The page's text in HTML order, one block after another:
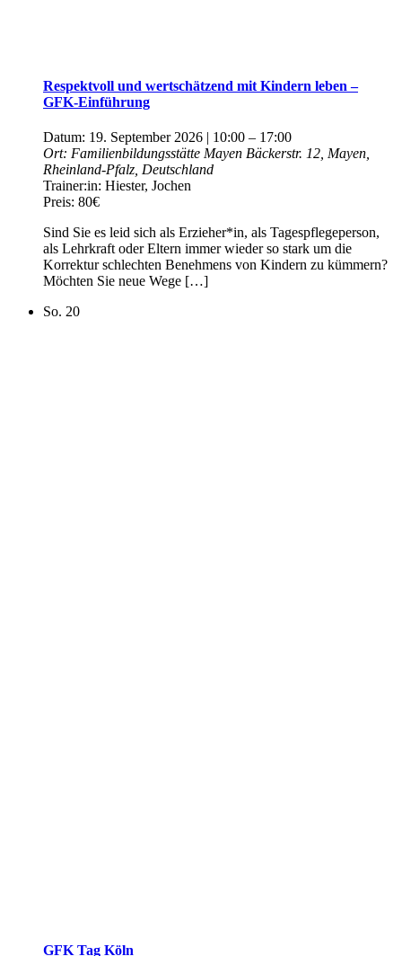
Respektvoll und wertschätzend mit Kindern leben –
GFK-Einführung
Datum: 19. September 2026 | 10:00 – 17:00
Ort: Familienbildungsstätte Mayen Bäckerstr. 12, Mayen,
Rheinland-Pfalz, Deutschland
Trainer:in: Hiester, Jochen
Preis: 80€
Sind Sie es leid sich als Erzieher*in, als Tagespflegeperson,
als Lehrkraft oder Eltern immer wieder so stark um die
Korrektur schlechten Benehmens von Kindern zu kümmern?
Möchten Sie neue Wege […]
So. 20
GFK Tag Köln